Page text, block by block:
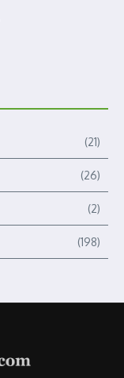
(21)
(26)
(2)
(198)